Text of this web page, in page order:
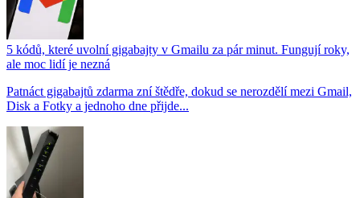
5 kódů, které uvolní gigabajty v Gmailu za pár minut. Fungují roky,
ale moc lidí je nezná
Patnáct gigabajtů zdarma zní štědře, dokud se nerozdělí mezi Gmail,
Disk a Fotky a jednoho dne přijde...